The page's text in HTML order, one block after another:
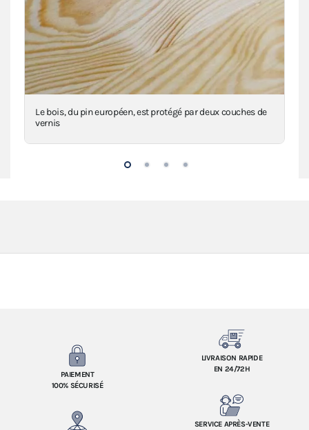
Le bois, du pin européen, est protégé par deux couches de
vernis
PAIEMENT
100% SÉCURISÉ
LIVRAISON RAPIDE
EN 24/72H
SERVICE APRÈS-VENTE